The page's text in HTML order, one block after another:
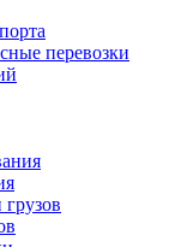
перевозки